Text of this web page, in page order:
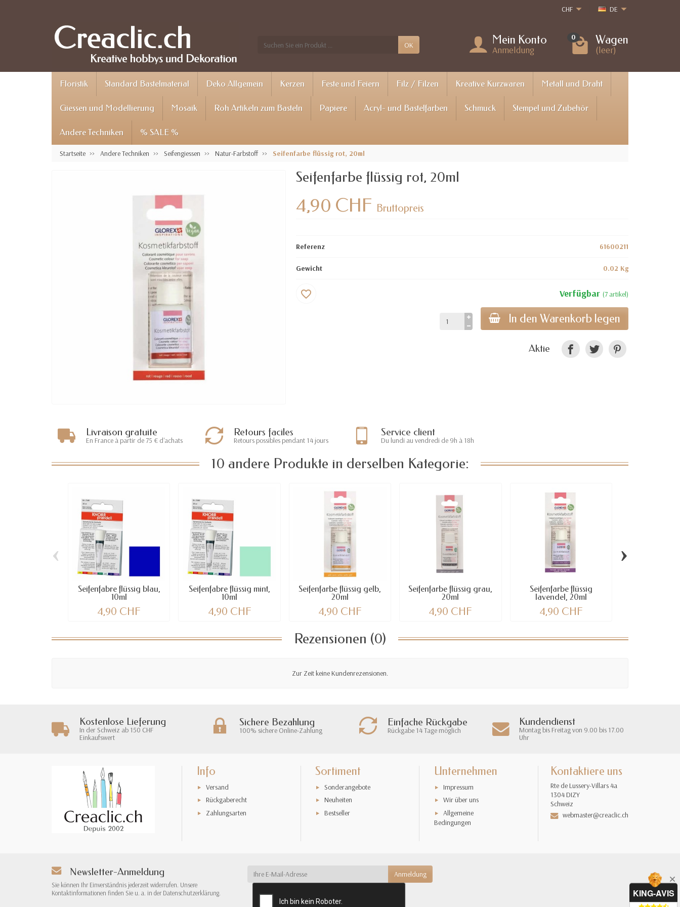
CHF DE
OK Mein Konto
Anmeldung
0 Wagen
(leer)
Floristik Standard Bastelmaterial Deko Allgemein Kerzen Feste und Feiern Filz / Filzen Kreative Kurzwaren Metall und Draht
Giessen und Modellierung Mosaik Roh Artikeln zum Basteln Papiere Acryl- und Bastelfarben Schmuck Stempel und Zubehör
Andere Techniken % SALE %
Startseite Andere Techniken Seifengiessen Natur-Farbstoff Seifenfarbe flüssig rot, 20ml
Seifenfarbe flüssig rot, 20ml
4,90 CHF Bruttopreis
Referenz 61600211
Gewicht 0.02 Kg
Verfügbar (7 artikel)
In den Warenkorb legen
favorite_border
Aktie
Livraison gratuite
En France à partir de 75 € d'achats
Retours faciles
Retours possibles pendant 14 jours
Service client
Du lundi au vendredi de 9h à 18h
10 andere Produkte in derselben Kategorie:
Seifenfabre flüssig blau,
10ml
4,90 CHF
Seifenfabre flüssig mint,
10ml
4,90 CHF
Seifenfarbe flüssig gelb,
20ml
4,90 CHF
Seifenfarbe flüssig grau,
20ml
4,90 CHF
Seifenfarbe flüssig
lavendel, 20ml
4,90 CHF
‹ ›
Rezensionen (0)
Zur Zeit keine Kundenrezensionen.
Kostenlose Lieferung
In der Schweiz ab 150 CHF
Einkaufswert
Sichere Bezahlung
100% sichere Online-Zahlung
Einfache Rückgabe
Rückgabe 14 Tage möglich
Kundendienst
Montag bis Freitag von 9.00 bis 17.00
Uhr
Info
Versand
Rückgaberecht
Zahlungsarten
Sortiment
Sonderangebote
Neuheiten
Bestseller
Unternehmen
Impressum
Wir über uns
Allgemeine
Bedingungen
Kontaktiere uns
Rte de Lussery-Villars 4a
1304 DIZY
Schweiz
webmaster@creaclic.ch
Newsletter-Anmeldung
Sie können Ihr Einverständnis jederzeit widerrufen. Unsere
Kontaktinformationen finden Sie u. a. in der Datenschutzerklärung.
KING-AVIS